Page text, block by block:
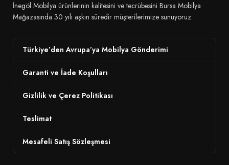
İnegöl Mobilya ürünlerinin kalitesini ve tecrübesini Bursa Mobilya
Mağazasında 30 yılı aşkın süredir müşterilerimize sunuyoruz.
Türkiye’den Avrupa’ya Mobilya Gönderimi
Garanti ve İade Koşulları
Gizlilik ve Çerez Politikası
Teslimat
Mesafeli Satış Sözleşmesi